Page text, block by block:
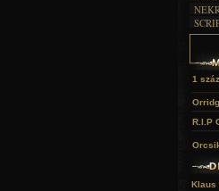
1
R.I.P
Klaus